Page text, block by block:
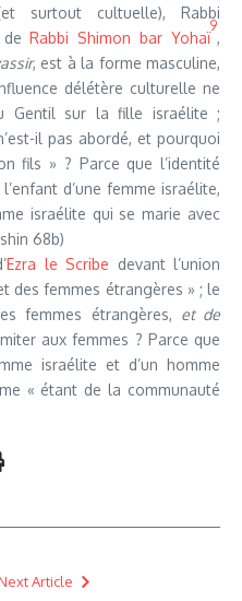
surtout cultuelle), Rabbi
deRabbi Shimon bar Yohaï
9
,
, est à la forme masculine,
délétère culturelle ne
Gentil sur la fille israélite ;
il pas abordé, et pourquoi
fils » ? Parce que l’identité
d’une femme israélite,
israélite qui se marie avec
68b)
Ezra le Scribe devant l’union
des femmes étrangères » ; le
femmes étrangères, et de
aux femmes ? Parce que
israélite et d’un homme
« étant de la communauté
Next Article